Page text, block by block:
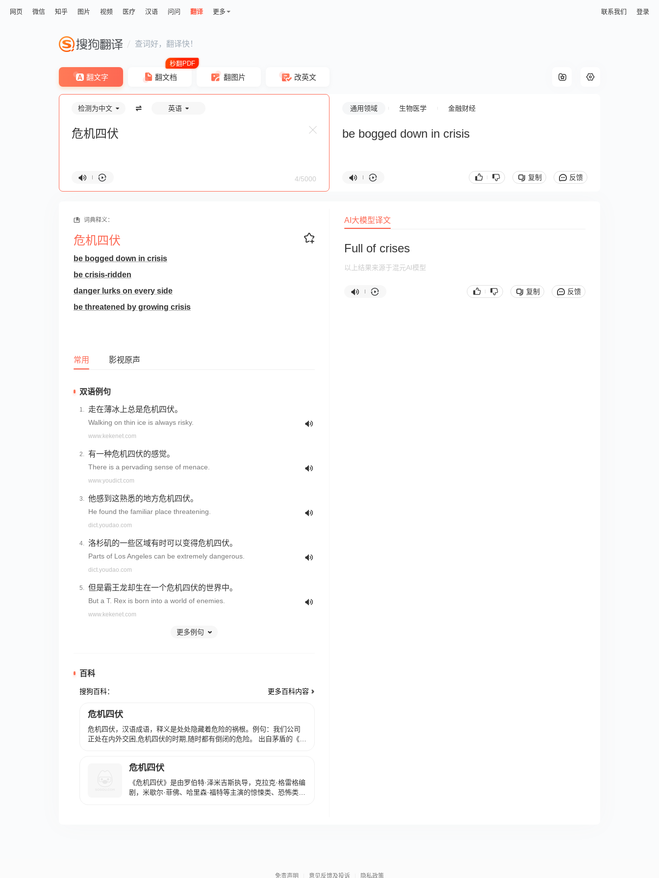
网页 微信 知乎 图片 视频 医疗 汉语 问问 翻译 更多 联系我们 登录
查词好，翻译快！
翻文字 翻文档 翻图片 改英文
检测为中文 英语
4/5000
通用领域 生物医学 金融财经
be bogged down in crisis
复制 反馈
词典释义：
危机四伏
be bogged down in crisis
be crisis-ridden
danger lurks on every side
be threatened by growing crisis
常用 影视原声
双语例句
走在薄冰上总是危机四伏。
Walking on thin ice is always risky.
www.kekenet.com
有一种危机四伏的感觉。
There is a pervading sense of menace.
www.youdict.com
他感到这熟悉的地方危机四伏。
He found the familiar place threatening.
dict.youdao.com
洛杉矶的一些区域有时可以变得危机四伏。
Parts of Los Angeles can be extremely dangerous.
dict.youdao.com
但是霸王龙却生在一个危机四伏的世界中。
But a T. Rex is born into a world of enemies.
www.kekenet.com
更多例句
百科
搜狗百科： 更多百科内容
危机四伏
危机四伏，汉语成语，释义是处处隐藏着危险的祸根。例句：我们公司
正处在内外交困,危机四伏的时期,随时都有倒闭的危险。 出自茅盾的《子
危机四伏
《危机四伏》是由罗伯特·泽米吉斯执导，克拉克·格雷格编
剧，米歇尔·菲佛、哈里森·福特等主演的惊悚类、恐怖类剧
AI大模型译文
Full of crises
以上结果来源于混元AI模型
复制 反馈
免责声明 意见反馈及投诉 隐私政策